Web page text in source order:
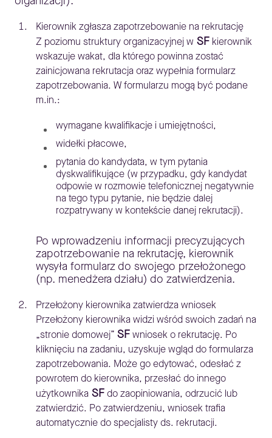
Kierownik zgłasza zapotrzebowanie na rekrutację
Z poziomu struktury organizacyjnej w SF kierownik
wskazuje wakat, dla którego powinna zostać
zainicjowana rekrutacja oraz wypełnia formularz
zapotrzebowania. W formularzu mogą być podane
m.in.:
wymagane kwalifikacje i umiejętności,
widełki płacowe,
pytania do kandydata, w tym pytania
dyskwalifikujące (w przypadku, gdy kandydat
odpowie w rozmowie telefonicznej negatywnie
na tego typu pytanie, nie będzie dalej
rozpatrywany w kontekście danej rekrutacji).
Po wprowadzeniu informacji precyzujących
zapotrzebowanie na rekrutację, kierownik
wysyła formularz do swojego przełożonego
(np. menedżera działu) do zatwierdzenia.
Przełożony kierownika zatwierdza wniosek
Przełożony kierownika widzi wśród swoich zadań na
„stronie domowej” SFwniosek o rekrutację. Po
kliknięciu na zadaniu, uzyskuje wgląd do formularza
zapotrzebowania. Może go edytować, odesłać z
powrotem do kierownika, przesłać do innego
użytkownika SFdo zaopiniowania, odrzucić lub
zatwierdzić. Po zatwierdzeniu, wniosek trafia
automatycznie do specjalisty ds. rekrutacji.